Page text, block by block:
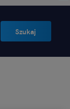
Szukaj